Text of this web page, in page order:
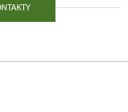
servisu a zájmu o